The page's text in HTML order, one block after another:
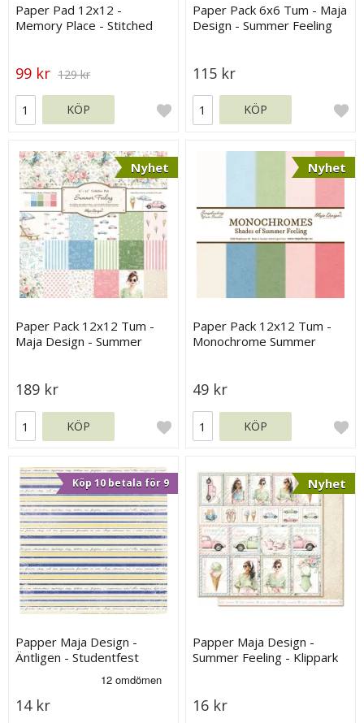
Paper Pad 12x12 -
Memory Place - Stitched
99 kr 129 kr
KÖP
Paper Pack 6x6 Tum - Maja
Design - Summer Feeling
115 kr
KÖP
Nyhet
Paper Pack 12x12 Tum -
Maja Design - Summer
189 kr
KÖP
Nyhet
Paper Pack 12x12 Tum -
Monochrome Summer
49 kr
KÖP
Köp 10 betala för 9
Papper Maja Design -
Äntligen - Studentfest
14 kr
Nyhet
Papper Maja Design -
Summer Feeling - Klippark
16 kr